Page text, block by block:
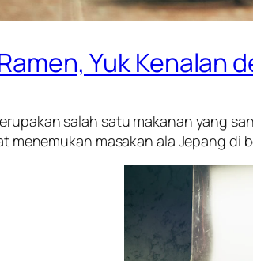
Yuk Kenalan
salah satu makanan yang
menemukan masakan ala Jepang di